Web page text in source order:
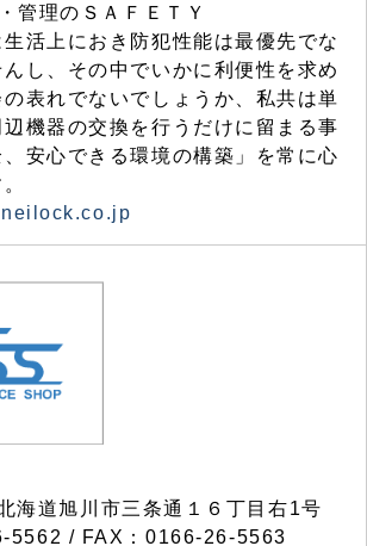
管理のＳＡＦＥＴＹ
活上におき防犯性能は最優先でな
し、その中でいかに利便性を求め
表れでないでしょうか、私共は単
機器の交換を行うだけに留まる事
安心できる環境の構築」を常に心
道旭川市三条通１６丁目右1号
5562 / FAX：0166-26-5563